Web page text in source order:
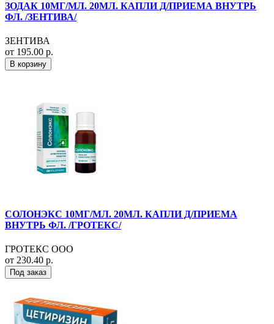
ЗОДАК 10МГ/МЛ. 20МЛ. КАПЛИ Д/ПРИЕМА ВНУТРЬ
ФЛ. /ЗЕНТИВА/
ЗЕНТИВА
от 195.00 р.
В корзину
СОЛОНЭКС 10МГ/МЛ. 20МЛ. КАПЛИ Д/ПРИЕМА
ВНУТРЬ ФЛ. /ГРОТЕКС/
ГРОТЕКС ООО
от 230.40 р.
Под заказ